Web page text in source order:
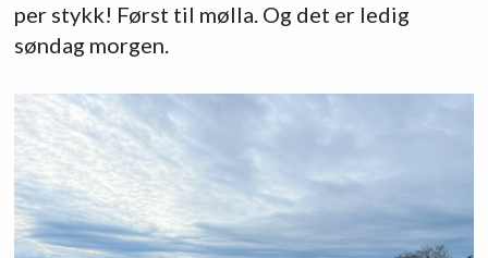
per stykk! Først til mølla. Og det er ledig
søndag morgen.